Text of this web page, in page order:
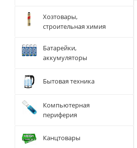
Хозтовары,
строительная химия
Батарейки,
аккумуляторы
Бытовая техника
Компьютерная
периферия
Канцтовары